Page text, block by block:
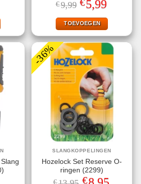
€9,99 prijs
was:
€9,99.
5,99
is:
€5,99.
TOEVOEGEN
-36%
SLANGKOPPELINGEN
Hozelock Set Reserve O-
ringen (2299)
€
Oorspronkelijke
€